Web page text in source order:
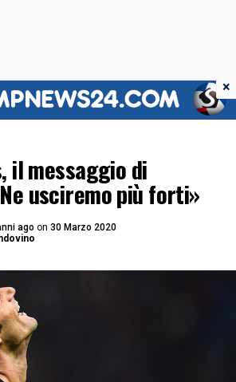
il messaggio di
usciremo più forti»
ago on 30 Marzo 2020
×